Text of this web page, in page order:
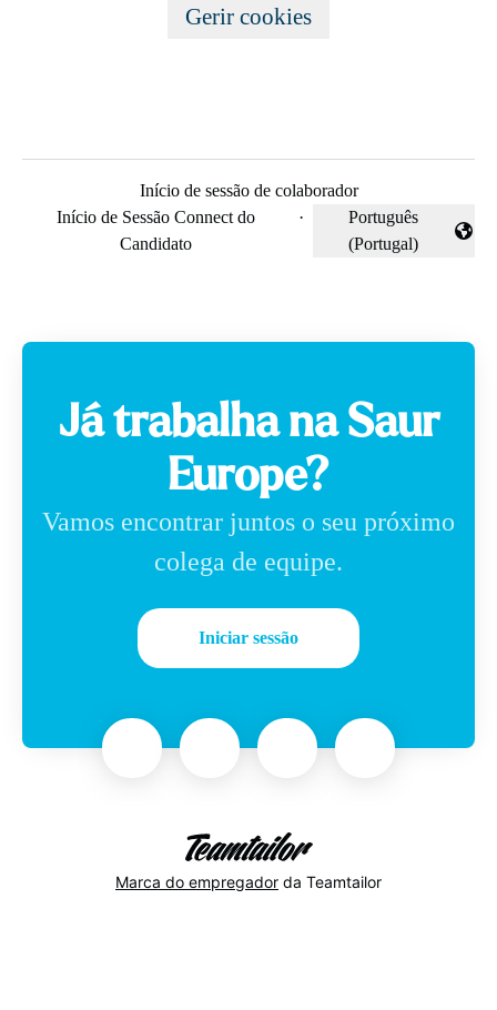
Gerir cookies
Início de sessão de colaborador
Início de Sessão Connect do
Candidato
·
Alterar idioma
Português
(Portugal)
Já trabalha na Saur
Europe?
Vamos encontrar juntos o seu próximo
colega de equipe.
Iniciar sessão
Marca do empregador da Teamtailor